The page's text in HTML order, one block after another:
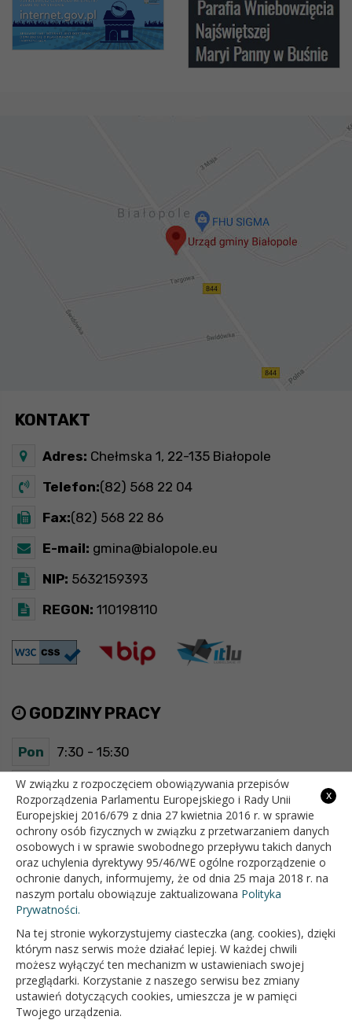
KONTAKT
Adres: Chełmska 1, 22-135 Białopole
Telefon:(82) 568 22 04
Fax:(82) 568 22 86
E-mail: gmina@bialopole.eu
NIP: 5632159393
REGON: 110198110
GODZINY PRACY
Pon 7:30 - 15:30
Wt 7:30 - 15:30
Śr 7:30 - 15:30
Czw 7:30 - 15:30
Pt 7:30 - 15:30
OFICJALNY SERWIS INTERNETOWY GMINY BIAŁOPOLE
x
W związku z rozpoczęciem obowiązywania przepisów
Rozporządzenia Parlamentu Europejskiego i Rady Unii
Europejskiej 2016/679 z dnia 27 kwietnia 2016 r. w sprawie
ochrony osób fizycznych w związku z przetwarzaniem danych
osobowych i w sprawie swobodnego przepływu takich danych
oraz uchylenia dyrektywy 95/46/WE ogólne rozporządzenie o
ochronie danych, informujemy, że od dnia 25 maja 2018 r. na
naszym portalu obowiązuje zaktualizowana Polityka
Prywatności.
Na tej stronie wykorzystujemy ciasteczka (ang. cookies), dzięki
którym nasz serwis może działać lepiej. W każdej chwili
możesz wyłączyć ten mechanizm w ustawieniach swojej
przeglądarki. Korzystanie z naszego serwisu bez zmiany
ustawień dotyczących cookies, umieszcza je w pamięci
Twojego urządzenia.